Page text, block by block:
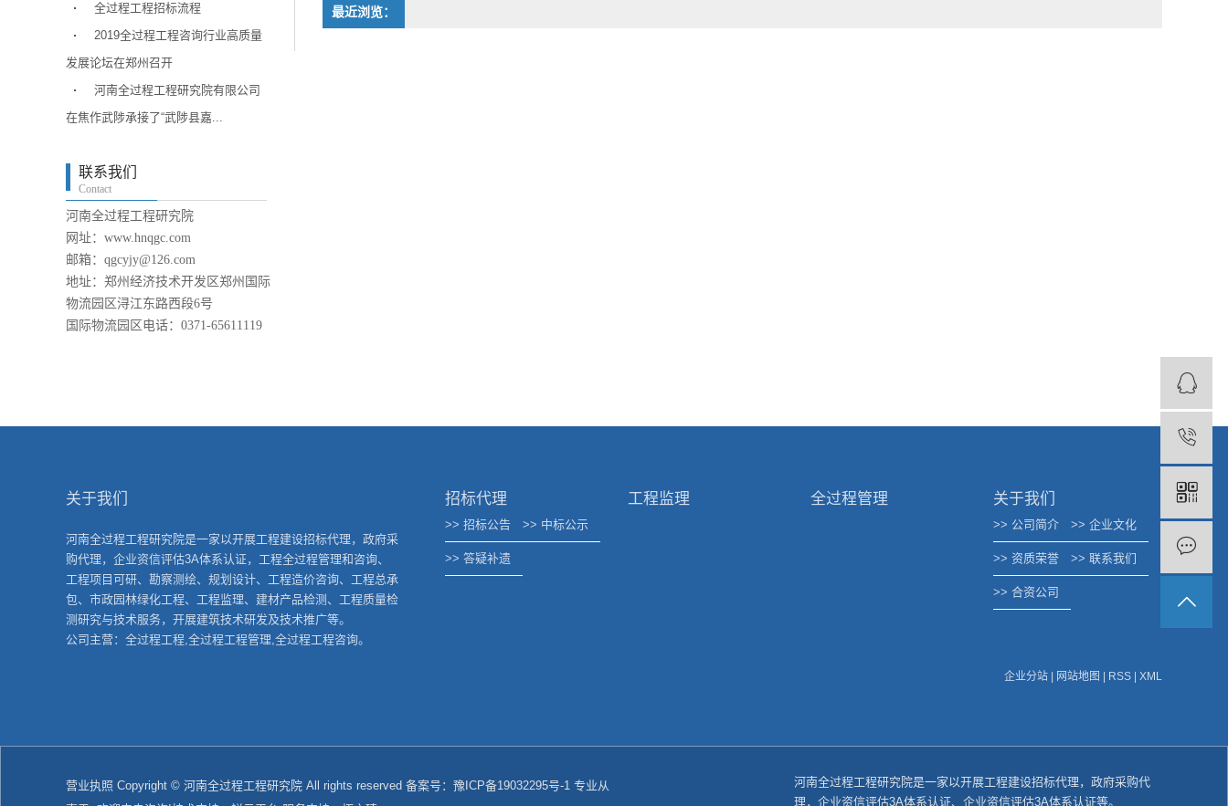
全过程工程招标流程
2019全过程工程咨询行业高质量
发展论坛在郑州召开
河南全过程工程研究院有限公司
在焦作武陟承接了“武陟县嘉...
联系我们
Contact
河南全过程工程研究院
网址：www.hnqgc.com
邮箱：qgcyjy@126.com
地址：郑州经济技术开发区郑州国际
物流园区浔江东路西段6号
国际物流园区电话：0371-65611119
最近浏览：
关于我们
河南全过程工程研究院是一家以开展工程建设招标代理，政府采
购代理，企业资信评估3A体系认证，工程全过程管理和咨询、
工程项目可研、勘察测绘、规划设计、工程造价咨询、工程总承
包、市政园林绿化工程、工程监理、建材产品检测、工程质量检
测研究与技术服务，开展建筑技术研发及技术推广等。
公司主营：全过程工程,全过程工程管理,全过程工程咨询。
招标代理
>> 招标公告 >> 中标公示
>> 答疑补遗
工程监理 全过程管理 关于我们
>> 公司简介 >> 企业文化
>> 资质荣誉 >> 联系我们
>> 合资公司
企业分站 网站地图 RSS XML
营业执照 Copyright © 河南全过程工程研究院 All rights reserved 备案号： 豫ICP备19032295号-1 专业从
河南全过程工程研究院是一家以开展工程建设招标代理，政府采购代
理，企业资信评估3A体系认证、企业资信评估3A体系认证等。